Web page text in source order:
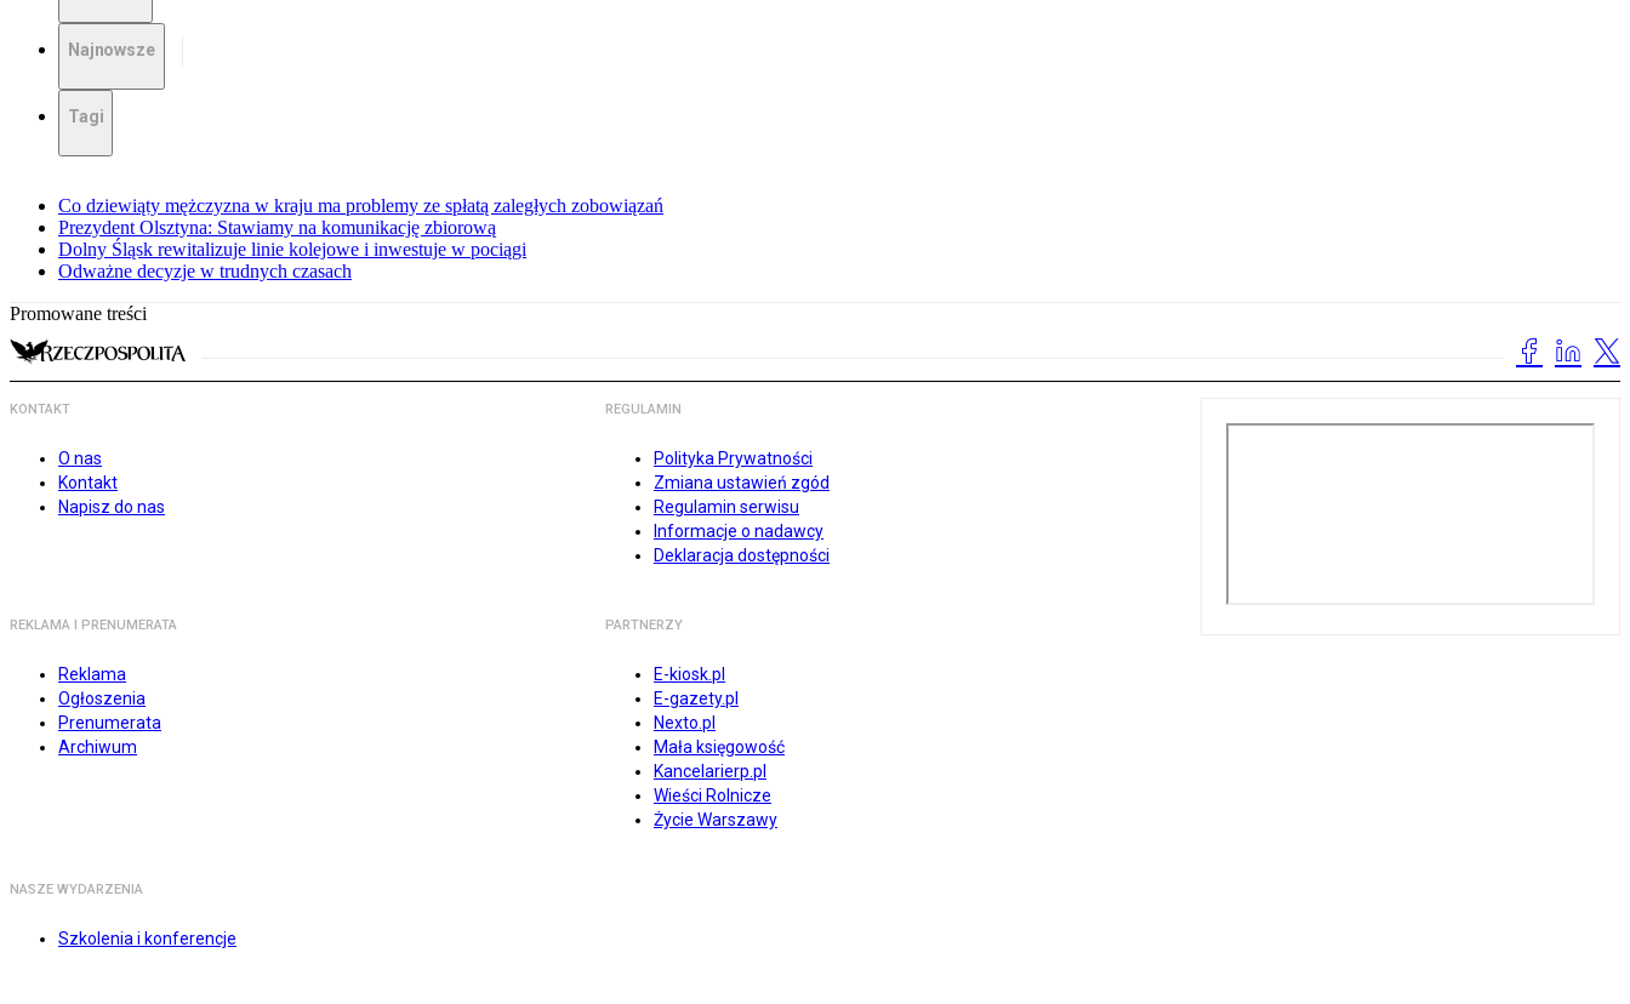
Najnowsze
Tagi
Co dziewiąty mężczyzna w kraju ma problemy ze spłatą zaległych zobowiązań
Prezydent Olsztyna: Stawiamy na komunikację zbiorową
Dolny Śląsk rewitalizuje linie kolejowe i inwestuje w pociągi
Odważne decyzje w trudnych czasach
Promowane treści
KONTAKT
O nas
Kontakt
Napisz do nas
REGULAMIN
Polityka Prywatności
Zmiana ustawień zgód
Regulamin serwisu
Informacje o nadawcy
Deklaracja dostępności
REKLAMA I PRENUMERATA
Reklama
Ogłoszenia
Prenumerata
Archiwum
PARTNERZY
E-kiosk.pl
E-gazety.pl
Nexto.pl
Mała księgowość
Kancelarierp.pl
Wieści Rolnicze
Życie Warszawy
NASZE WYDARZENIA
Szkolenia i konferencje